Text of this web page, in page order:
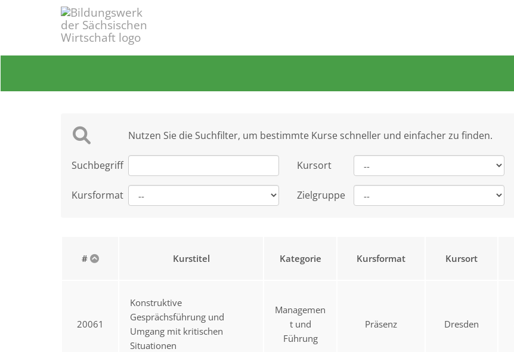
Nutzen Sie die Suchfilter, um bestimmte Kurse schneller und einfacher zu finden.
Suchbegriff Kursort
Kursformat Zielgruppe
# Kurstitel Kategorie Kursformat Kursort
20061
Konstruktive
Gesprächsführung und
Umgang mit kritischen
Situationen
Managemen
t und
Führung
Präsenz Dresden